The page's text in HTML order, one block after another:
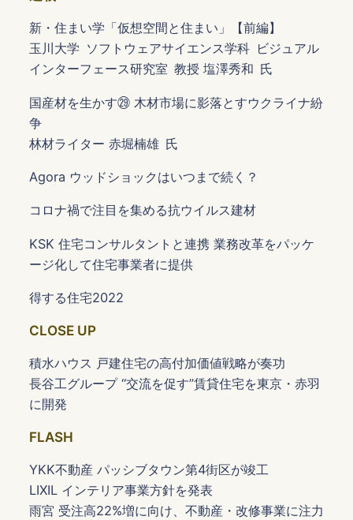
新・住まい学「仮想空間と住まい」【前編】
玉川大学 ソフトウェアサイエンス学科 ビジュアル
インターフェース研究室 教授 塩澤秀和 氏
国産材を生かす㉙ 木材市場に影落とすウクライナ紛
争
林材ライター 赤堀楠雄 氏
Agora ウッドショックはいつまで続く？
コロナ禍で注目を集める抗ウイルス建材
KSK 住宅コンサルタントと連携 業務改革をパッケ
ージ化して住宅事業者に提供
得する住宅2022
CLOSE UP
積水ハウス 戸建住宅の高付加価値戦略が奏功
長谷工グループ “交流を促す”賃貸住宅を東京・赤羽
に開発
FLASH
YKK不動産 パッシブタウン第4街区が竣工
LIXIL インテリア事業方針を発表
雨宮 受注高22%増に向け、不動産・改修事業に注力